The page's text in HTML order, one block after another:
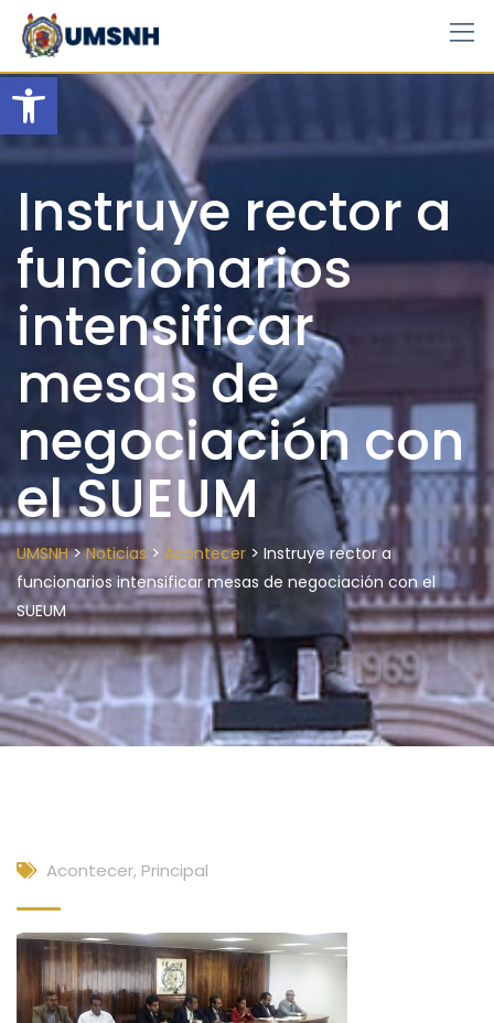
Open toolbar
Skip
content
Instruye rector a
funcionarios
intensificar
mesas de
negociación con
el SUEUM
UMSNH>Noticias > Acontecer > Instruye rector a
funcionarios intensificar mesas de negociación con el
SUEUM
Acontecer, Principal